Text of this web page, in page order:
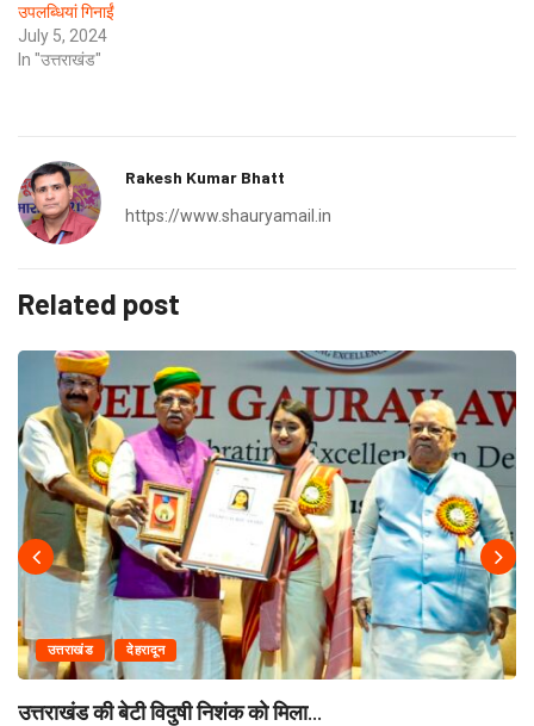
उपलब्धियां गिनाईं
July 5, 2024
In "उत्तराखंड"
Rakesh Kumar Bhatt
https://www.shauryamail.in
Related post
उत्तराखंड देहरादून
उत्तराखंड की बेटी विदुषी निशंक को मिला...